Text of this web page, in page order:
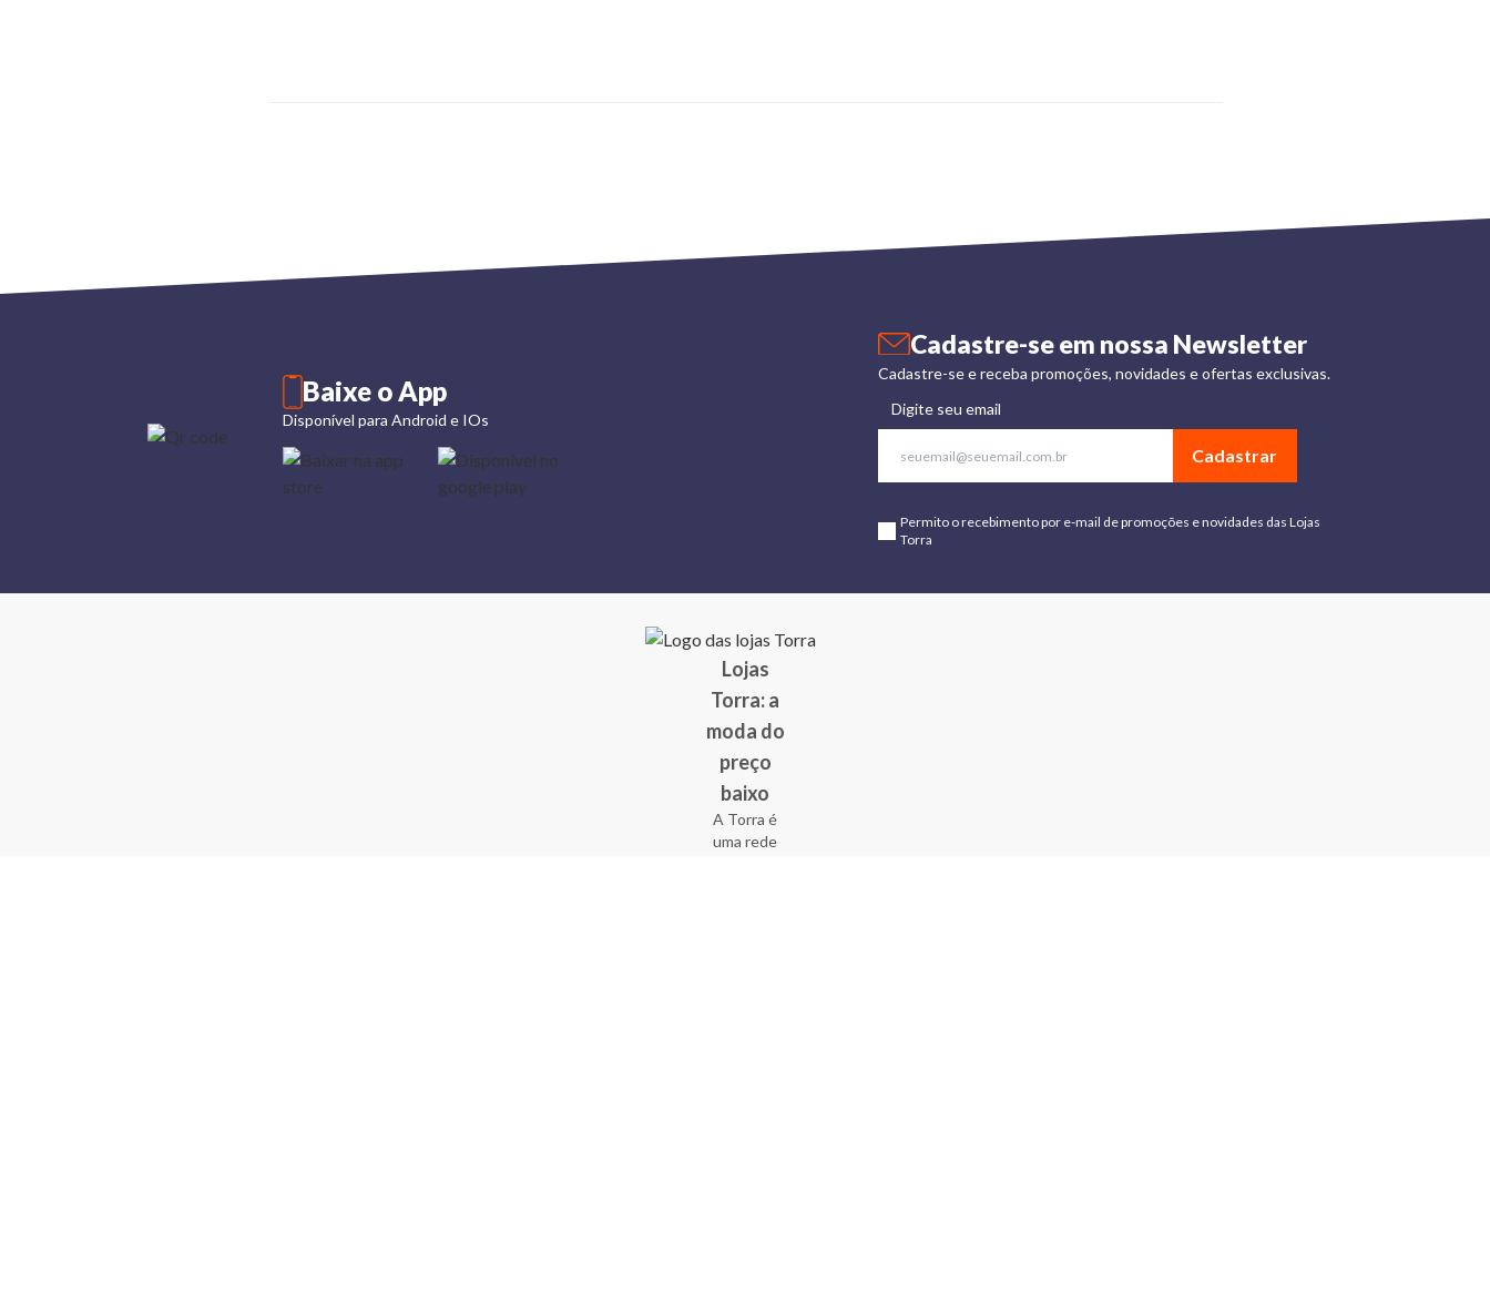
Cadastre-se em nossa Newsletter
Cadastre-se e receba promoções, novidades e ofertas exclusivas.
Digite seu email
Cadastrar
Permito o recebimento por e-mail de promoções e novidades das Lojas
Torra
Baixe o App
Disponível para Android e IOs
Lojas
Torra: a
moda do
preço
baixo
A Torra é
uma rede